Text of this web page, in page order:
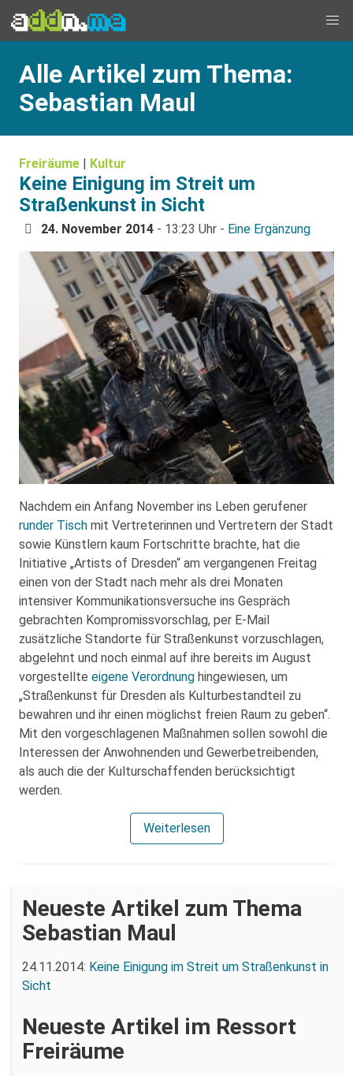
Alle Artikel zum Thema:
Sebastian Maul
Freiräume | Kultur
Keine Einigung im Streit um
Straßenkunst in Sicht
24. November 2014 - 13:23 Uhr - Eine Ergänzung
Nachdem ein Anfang November ins Leben gerufener
runder Tisch mit Vertreterinnen und Vertretern der Stadt
sowie Künstlern kaum Fortschritte brachte, hat die
Initiative „Artists of Dresden“ am vergangenen Freitag
einen von der Stadt nach mehr als drei Monaten
intensiver Kommunikationsversuche ins Gespräch
gebrachten Kompromissvorschlag, per E-Mail
zusätzliche Standorte für Straßenkunst vorzuschlagen,
abgelehnt und noch einmal auf ihre bereits im August
vorgestellte eigene Verordnung hingewiesen, um
„Straßenkunst für Dresden als Kulturbestandteil zu
bewahren und ihr einen möglichst freien Raum zu geben“.
Mit den vorgeschlagenen Maßnahmen sollen sowohl die
Interessen der Anwohnenden und Gewerbetreibenden,
als auch die der Kulturschaffenden berücksichtigt
werden.
Weiterlesen
Neueste Artikel zum Thema
Sebastian Maul
24.11.2014: Keine Einigung im Streit um Straßenkunst in
Sicht
Neueste Artikel im Ressort
Freiräume